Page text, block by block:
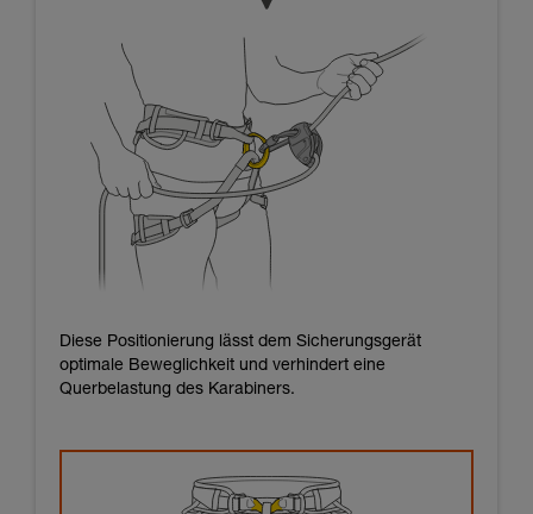
Diese Positionierung lässt dem Sicherungsgerät
optimale Beweglichkeit und verhindert eine
Querbelastung des Karabiners.